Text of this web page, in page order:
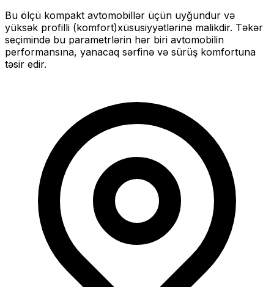
Bu ölçü kompakt avtomobillər üçün uyğundur və
yüksək profilli (komfort)xüsusiyyətlərinə malikdir. Təkər
seçimində bu parametrlərin hər biri avtomobilin
performansına, yanacaq sərfinə və sürüş komfortuna
təsir edir.